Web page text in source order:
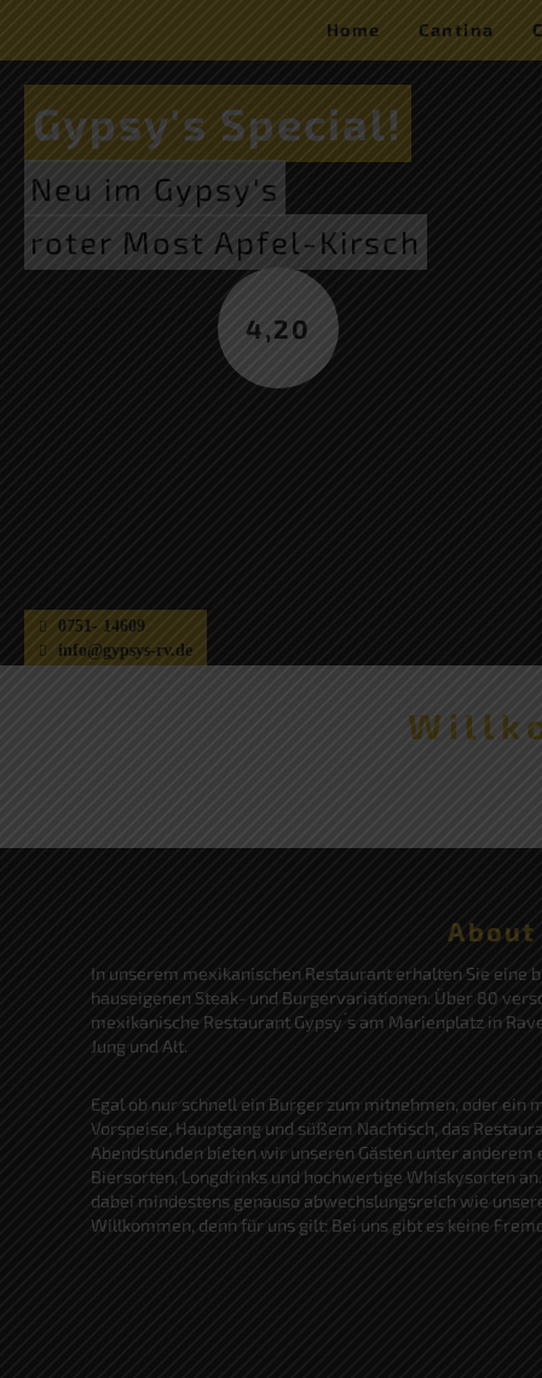
Home Cantina
Gypsy's Special!
Neu im Gypsy's
roter Most Apfel-Kirsch
4,20
0751- 14609
info@gypsys-rv.de
About
In unserem mexikanischen Restaurant erhalten Sie eine
hauseigenen Steak- und Burgervariationen. Über 80
mexikanische Restaurant Gypsy ́s am Marienplatz in
Jung und Alt.
Egal ob nur schnell ein Burger zum mitnehmen, oder
Vorspeise, Hauptgang und süßem Nachtisch, das
Abendstunden bieten wir unseren Gästen unter
Biersorten, Longdrinks und hochwertige Whiskysorten
dabei mindestens genauso abwechslungsreich wie
Willkommen, denn für uns gilt: Bei uns gibt es keine